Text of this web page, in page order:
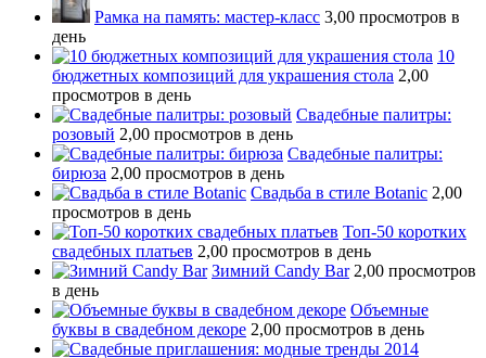
Рамка на память: мастер-класс 3,00 просмотров в
день
10
бюджетных композиций для украшения стола 2,00
просмотров в день
Свадебные палитры:
розовый 2,00 просмотров в день
Свадебные палитры:
бирюза 2,00 просмотров в день
Свадьба в стиле Botanic 2,00
просмотров в день
Топ-50 коротких
свадебных платьев 2,00 просмотров в день
Зимний Candy Bar 2,00 просмотров
в день
Объемные
буквы в свадебном декоре 2,00 просмотров в день